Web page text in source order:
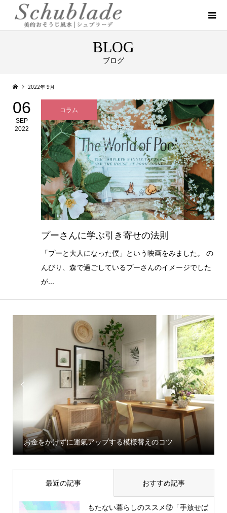
BLOG
ブログ
2022年 9月
06
SEP
2022
コラム
プーさんに学ぶ引き寄せの法則
「プーと大人になった僕」という映画をみました。 の
んびり、森で過ごしているプーさんのイメージでした
が...

お金をかけずに運氣アップする模様替えのコツ

最近の記事 おすすめ記事
もたない暮らしのススメ⑫「手放せば